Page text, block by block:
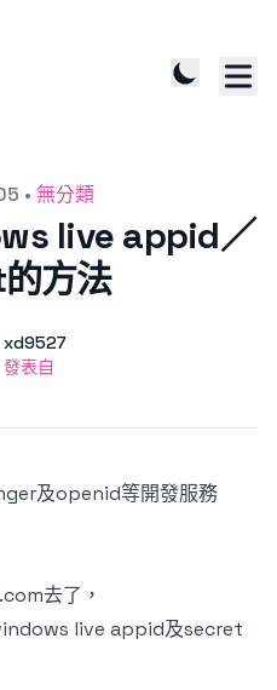
• 無分類
live appid／
方法
使用者
xd9527
發表自
發表自
及openid等開發服務
去了，
live appid及secret